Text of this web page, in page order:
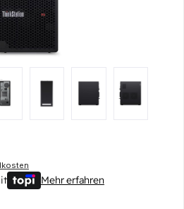
Mehr erfahren